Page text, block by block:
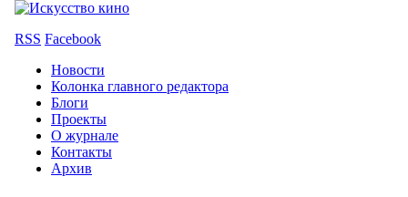
RSS Facebook
Новости
Колонка главного редактора
Блоги
Проекты
О журнале
Контакты
Архив